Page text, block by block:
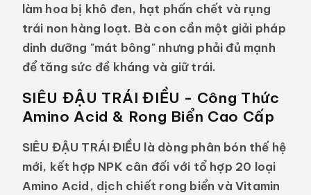
làm hoa bị khô đen, hạt phấn chết và rụng
trái non hàng loạt. Bà con cần một giải pháp
dinh dưỡng "mát bông"nhưng phải đủ mạnh
để tăng sức đề kháng và giữ trái.
SIÊU ĐẬU TRÁI ĐIỀU - Công Thức
Amino Acid & Rong Biển Cao Cấp
SIÊU ĐẬU TRÁI ĐIỀU là dòng phân bón thế hệ
mới, kết hợp NPK cân đối với tổ hợp 20 loại
Amino Acid, dịch chiết rong biển và Vitamin